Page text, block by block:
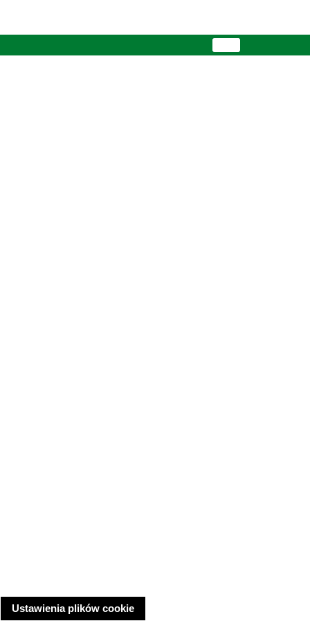
Ustawienia plików cookie